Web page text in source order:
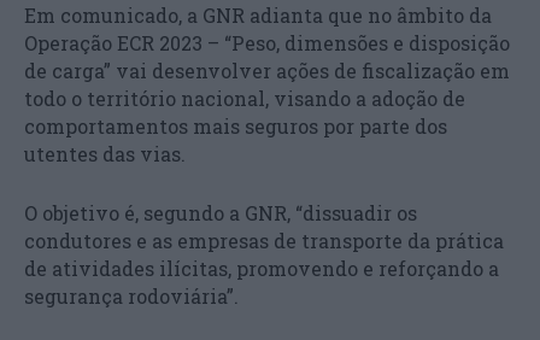
Em comunicado, a GNR adianta que no âmbito da
Operação ECR 2023 – “Peso, dimensões e disposição
de carga” vai desenvolver ações de fiscalização em
todo o território nacional, visando a adoção de
comportamentos mais seguros por parte dos
utentes das vias.
O objetivo é, segundo a GNR, “dissuadir os
condutores e as empresas de transporte da prática
de atividades ilícitas, promovendo e reforçando a
segurança rodoviária”.